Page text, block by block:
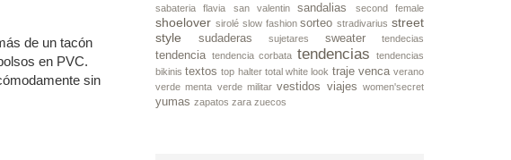
de un tacón
en PVC.
sin
sabateria flavia san valentin sandalias second female
shoelover sirolé slow fashion sorteo stradivarius street
style
sudaderas sujetares sweater tendecias
tendencia tendencia corbata tendencias
tendencias
bikinis textos top halter total white look traje venca verano
verde menta verde militar vestidos viajes women'secret
yumas zapatos zara zuecos